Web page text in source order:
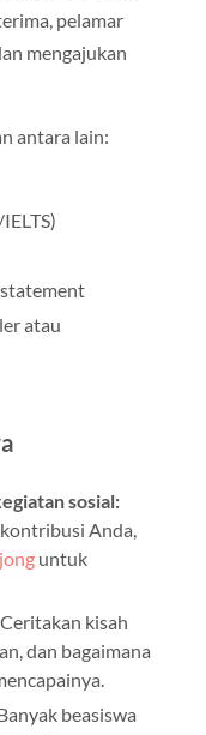
pelamar
mengajukan
antara lain:
atau
sosial:
Anda,
untuk
kisah
dan bagaimana
beasiswa